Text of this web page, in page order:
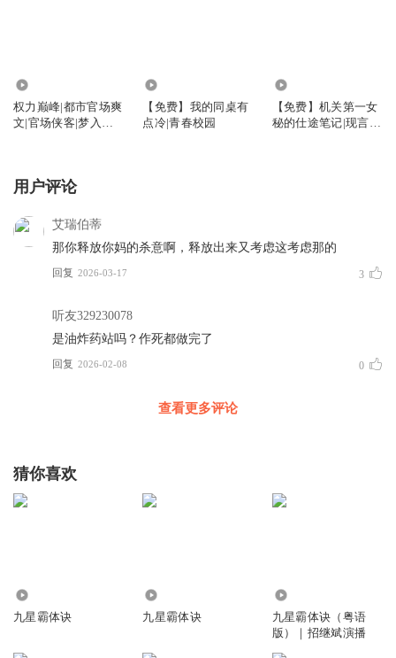
权力巅峰|都市官场爽
文|官场侠客|梦入洪
【免费】我的同桌有
点冷|青春校园
【免费】机关第一女
秘的仕途笔记|现言&
用户评论
艾瑞伯蒂
那你释放你妈的杀意啊，释放出来又考虑这考虑那的
回复 2026-03-17 3
听友329230078
是油炸药站吗？作死都做完了
回复 2026-02-08 0
查看更多评论
猜你喜欢
九星霸体诀 九星霸体诀
九星霸体诀（粤语
版）｜招继斌演播